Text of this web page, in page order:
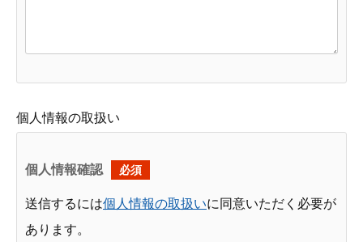
個人情報の取扱い
個人情報確認 必須
送信するには個人情報の取扱いに同意いただく必要が
あります。